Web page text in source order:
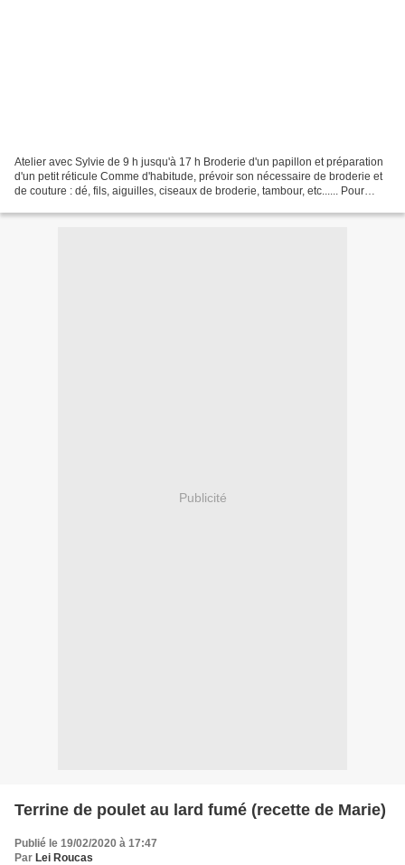
Atelier avec Sylvie de 9 h jusqu'à 17 h Broderie d'un papillon et préparation
d'un petit réticule Comme d'habitude, prévoir son nécessaire de broderie et
de couture : dé, fils, aiguilles, ciseaux de broderie, tambour, etc...... Pour
Publicité
Terrine de poulet au lard fumé (recette de Marie)
Publié le 19/02/2020 à 17:47
Par Lei Roucas